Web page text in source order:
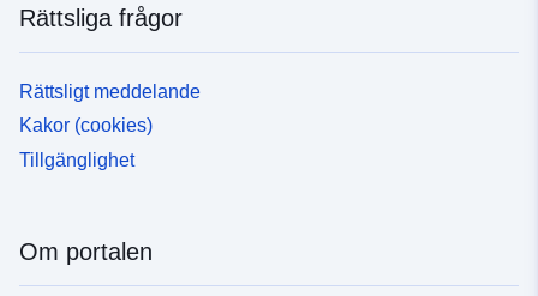
Rättsliga frågor
Rättsligt meddelande
Kakor (cookies)
Tillgänglighet
Om portalen